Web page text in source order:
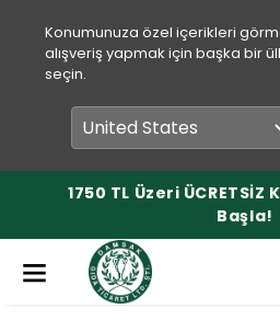
Konumunuza özel içerikleri
alışveriş yapmak için başka bir
seçin.
1750 TL Üzeri ÜCRETSİZ
Başla!